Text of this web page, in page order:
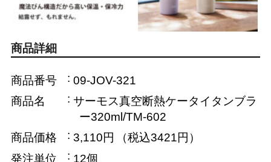
商品詳細
商品番号
09-JOV-321
商品名
サーモス真空断熱ケータイタンブラ
ー320ml/TM-602
商品価格
3,110円
（税込3421円）
発注単位
12個